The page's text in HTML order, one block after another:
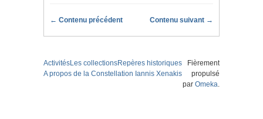
← Contenu précédent Contenu suivant →
ActivitésLes collectionsRepères historiques
A propos de la Constellation Iannis Xenakis
Fièrement
propulsé
par Omeka.